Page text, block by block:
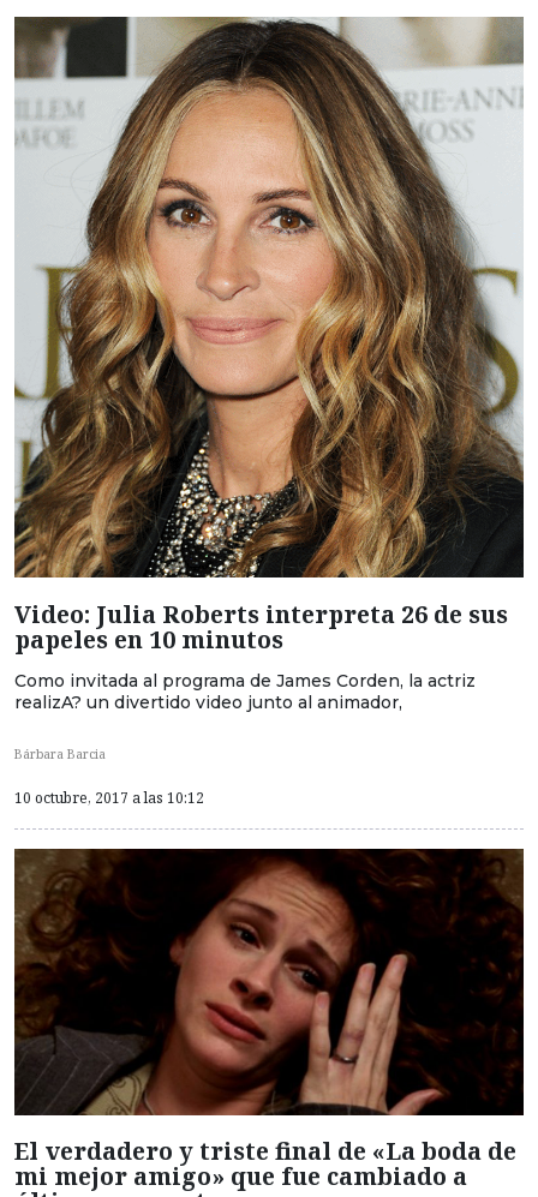
Video: Julia Roberts interpreta 26 de sus
papeles en 10 minutos
Como invitada al programa de James Corden, la actriz
realizA? un divertido video junto al animador,
Bárbara Barcia
10 octubre, 2017 a las 10:12
El verdadero y triste final de «La boda de
mi mejor amigo» que fue cambiado a